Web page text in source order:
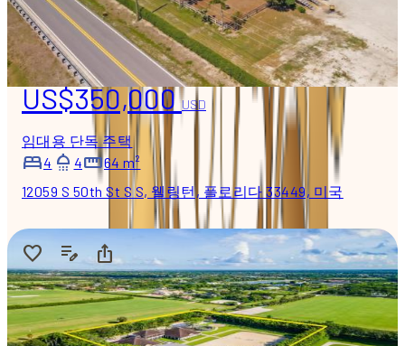
US$350,000USD
임대용 단독 주택
4
4
64 m²
12059 S 50th St S S, 웰링턴, 플로리다 33449, 미국